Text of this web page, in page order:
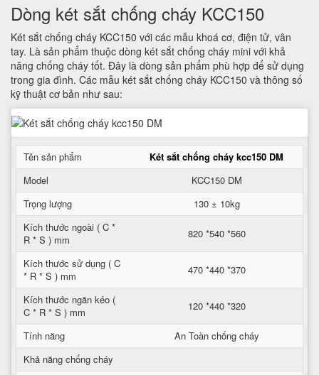
Dòng két sắt chống cháy KCC150
Két sắt chống cháy KCC150 với các mẫu khoá cơ, điện tử, vân
tay. Là sản phẩm thuộc dòng két sắt chống cháy mini với khả
năng chống cháy tốt. Đây là dòng sản phẩm phù hợp để sử dụng
trong gia đình. Các mẫu két sắt chống cháy KCC150 và thông số
kỹ thuật cơ bản như sau:
Tên sản phẩm
Két sắt chống cháy kcc150 DM
Model
KCC150 DM
Trọng lượng
130 ± 10kg
Kích thước ngoài ( C *
R * S ) mm
820 *540 *560
Kích thước sử dụng ( C
* R * S ) mm
470 *440 *370
Kích thước ngăn kéo (
C * R * S ) mm
120 *440 *320
Tính năng
An Toàn chống cháy
Khả năng chống cháy